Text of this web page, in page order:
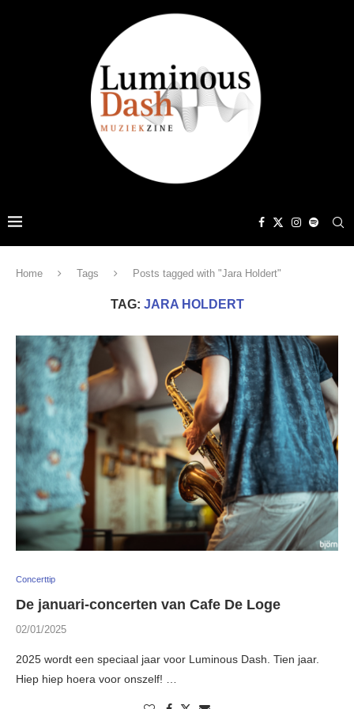
Home Tags Posts tagged with "Jara Holdert"
TAG: JARA HOLDERT
Concerttip
De januari-concerten van Cafe De Loge
02/01/2025
2025 wordt een speciaal jaar voor Luminous Dash. Tien jaar.
Hiep hiep hoera voor onszelf! …